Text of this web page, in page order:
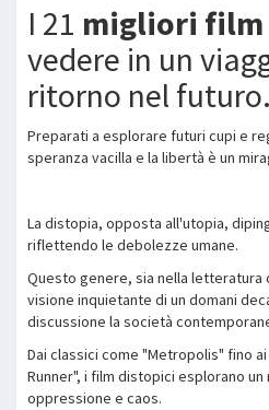
I 21 migliori film
vedere in un
ritorno nel futuro.
Preparati a esplorare futuri cupi e
speranza vacilla e la libertà è un
La distopia, opposta all'utopia,
riflettendo le debolezze umane.
Questo genere, sia nella letteratura
visione inquietante di un domani
discussione la società
Dai classici come "Metropolis" fino
Runner", i film distopici esplorano
oppressione e caos.